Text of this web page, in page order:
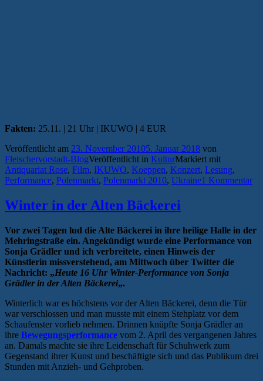
Fakten: 25.11. | 21 Uhr | IKUWO | 4 EUR
Veröffentlicht am 23. November 20105. Januar 2018 von
Fleischervorstadt-BlogVeröffentlicht in KulturMarkiert mit
Antiquariat Rose, Film, IKUWO, Koeppen, Konzert, Lesung,
Performance, Polenmarkt, Polenmarkt 2010, Ukraine1 Kommentar
Winter in der Alten Bäckerei
Vor zwei Tagen lud die Alte Bäckerei in ihre heilige Halle in der
Mehringstraße ein. Angekündigt wurde eine Performance von
Sonja Grädler und ich verbreitete, einen Hinweis der
Künstlerin missverstehend, am Mittwoch über Twitter die
Nachricht: „Heute 16 Uhr Winter-Performance von Sonja
Grädler in der Alten Bäckerei„.
Winterlich war es höchstens vor der Alten Bäckerei, denn die Tür
war verschlossen und man musste mit einem Stehplatz vor dem
Schaufenster vorlieb nehmen. Drinnen knüpfte Sonja Grädler an
ihre Bewegungsperformance vom 2. April des vergangenen Jahres
an. Damals machte sie ihre Leidenschaft für Schuhwerk zum
Gegenstand ihrer Kunst und beschäftigte sich und das Publikum drei
Stunden mit Anzieh- und Gehproben.